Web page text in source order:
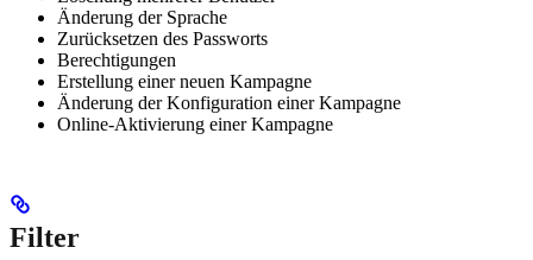
Änderung der Sprache
Zurücksetzen des Passworts
Berechtigungen
Erstellung einer neuen Kampagne
Änderung der Konfiguration einer Kampagne
Online-Aktivierung einer Kampagne
Filter